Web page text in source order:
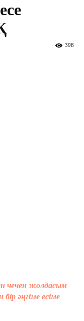
398
чечен жолдасым
әңгіме есіме